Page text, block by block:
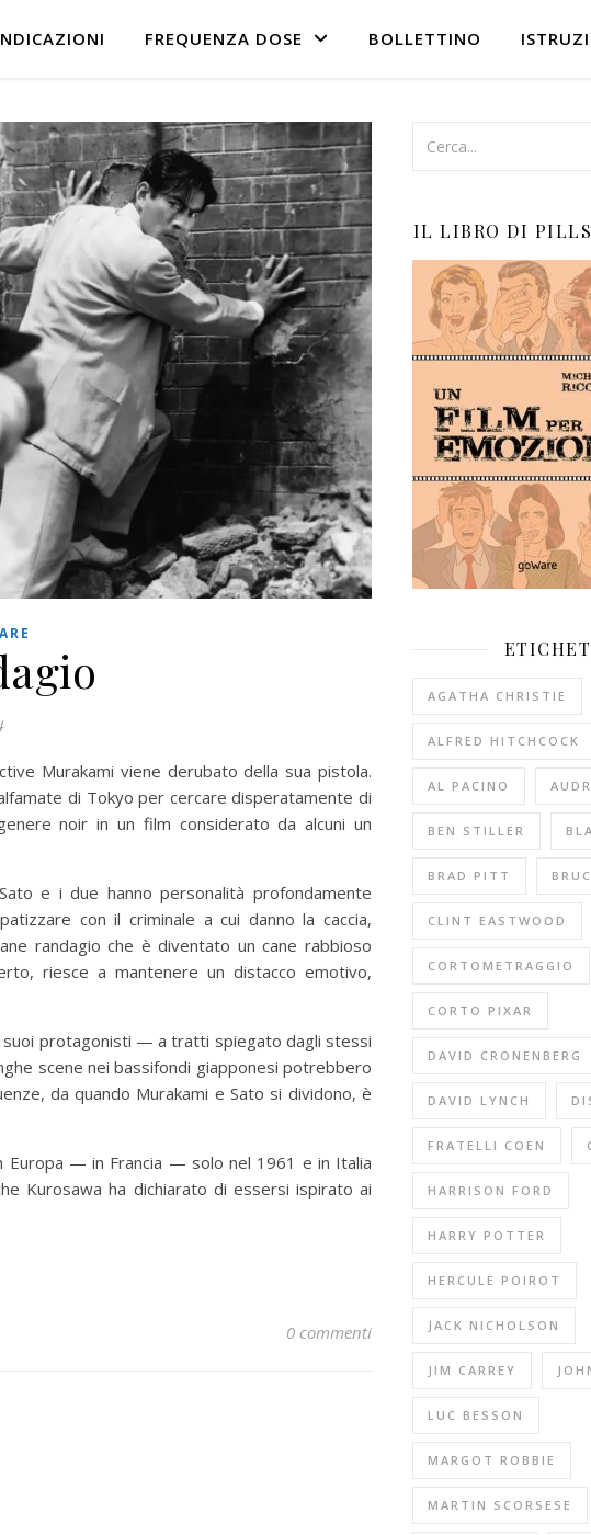
FREQUENZA DOSE BOLLETTINO
Murakami viene derubato della sua pistola.
di Tokyo per cercare disperatamente di
noir in un film considerato da alcuni un
e i due hanno personalità profondamente
con il criminale a cui danno la caccia,
randagio che è diventato un cane rabbioso
riesce a mantenere un distacco emotivo,
suoi protagonisti — a tratti spiegato dagli stessi
scene nei bassifondi giapponesi potrebbero
da quando Murakami e Sato si dividono, è
Europa — in Francia — solo nel 1961 e in Italia
Kurosawa ha dichiarato di essersi ispirato ai
0 commenti
IL LIBRO DI
AGATHA CHRISTIE
ALFRED HITCHCOCK
AL PACINO
BEN STILLER
BRAD PITT
CLINT EASTWOOD
CORTOMETRAGGIO
CORTO PIXAR
DAVID CRONENBERG
DAVID LYNCH
FRATELLI COEN
HARRISON FORD
HARRY POTTER
HERCULE POIROT
JACK NICHOLSON
JIM CARREY
LUC BESSON
MARGOT ROBBIE
MARTIN SCORSESE